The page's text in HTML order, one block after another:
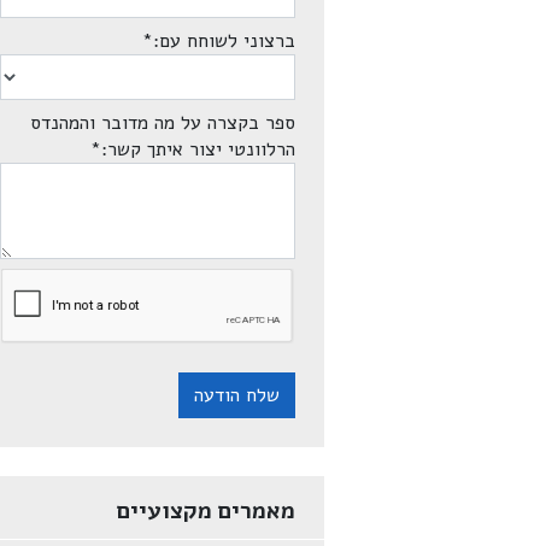
ברצוני לשוחח עם:*
ספר בקצרה על מה מדובר והמהנדס
הרלוונטי יצור איתך קשר:*
שלח הודעה
מאמרים מקצועיים